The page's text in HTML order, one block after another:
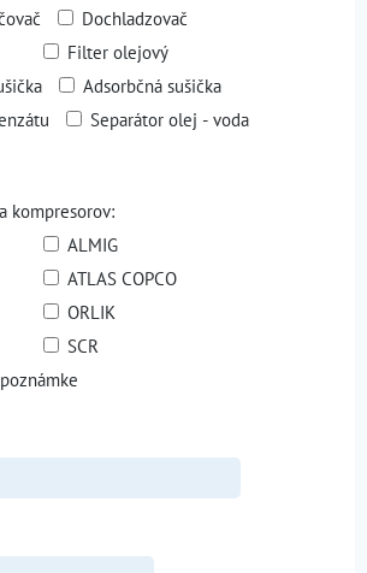
Dochladzovač
Filter olejový
Adsorbčná sušička
Separátor olej - voda
kompresorov:
ALMIG
ATLAS COPCO
ORLIK
SCR